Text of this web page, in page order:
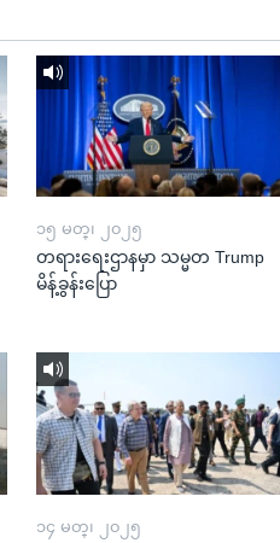
၁၅ မတ္၊ ၂၀၂၅
တရားရေးဌာနမှာ သမ္မတ Trump
မိန့်ခွန်းပြော
၁၄ မတ္၊ ၂၀၂၅